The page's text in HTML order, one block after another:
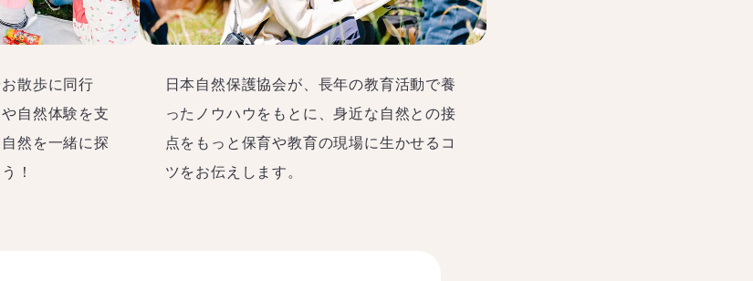
散歩に同行
自然体験を支
然を一緒に探
！
日本自然保護協会が、長年の教育活動で養
ったノウハウをもとに、身近な自然との接
点をもっと保育や教育の現場に生かせるコ
ツをお伝えします。